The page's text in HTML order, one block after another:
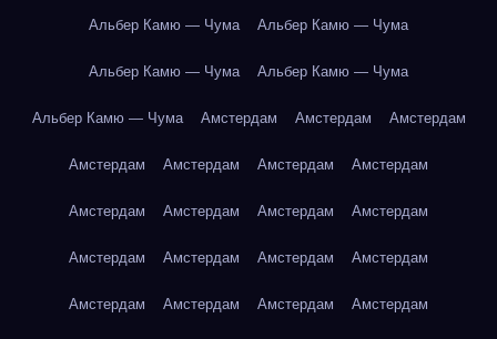
Альбер Камю — Чума Альбер Камю — Чума
Альбер Камю — Чума Альбер Камю — Чума
Альбер Камю — Чума Амстердам Амстердам Амстердам
Амстердам Амстердам Амстердам Амстердам
Амстердам Амстердам Амстердам Амстердам
Амстердам Амстердам Амстердам Амстердам
Амстердам Амстердам Амстердам Амстердам